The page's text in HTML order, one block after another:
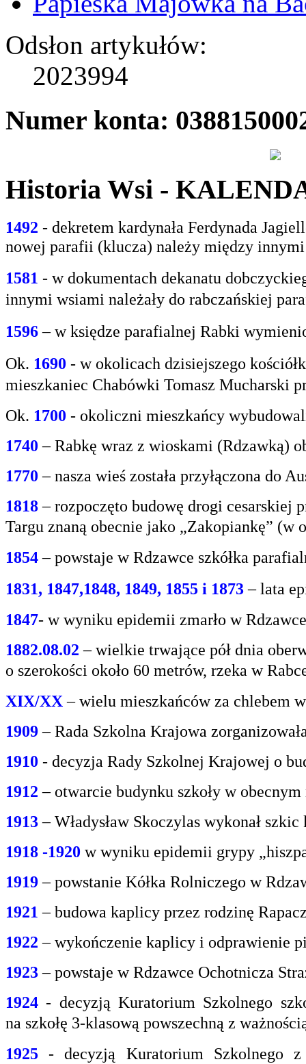
Odsłon artykułów:
2023994
Numer konta:
Historia Wsi -
1492 - dekretem kardynała Ferdynada
nowej parafii (klucza) należy między
1581 - wdokumentach dekanatu
innymi wsiami należały do rabczańskiej
1596– w księdze parafialnej Rabki
Ok. 1690 - w okolicach dzisiejszego
mieszkaniec Chabówki Tomasz Mucharski
Ok. 1700 - okoliczni mieszkańcy
1740 – Rabkę wraz z wioskami (Rdzawką)
1770 – nasza wieś została przyłączona do
1818– rozpoczęto budowę drogi cesarskiej
Targu znaną obecnie jako „Zakopiankę” (w
1854 – powstaje w Rdzawce szkółka
1831, 1847,1848, 1849, 1855 i 1873 – lata
1847- w wyniku epidemii zmarło w
1882.08.02 – wielkie trwające pół dnia
o szerokości około 60 metrów, rzeka w
XIX/XX– wielu mieszkańców za chlebem
1909 – Rada Szkolna Krajowa
1910 - decyzja Rady Szkolnej Krajowej o
1912 – otwarcie budynku szkoły w
1913– Władysław Skoczylas wykonał
1918 -1920 w wyniku epidemii grypy
1919– powstanie Kółka Rolniczego w
1921 – budowa kaplicy przez rodzinę
1922 – wykończenie kaplicy i odprawienie
1923– powstaje w Rdzawce Ochotnicza
1924 - decyzją Kuratorium Szkolnego
na szkołę 3-klasową powszechną z
1925 - decyzją Kuratorium Szkolnego